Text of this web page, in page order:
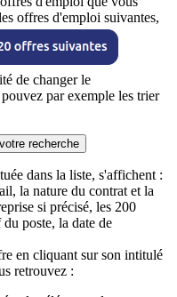
offres d'emploi suivantes,
de changer le
par exemple les trier
recherche
dans la liste, s'affichent :
la nature du contrat et la
si précisé, les 200
poste, la date de
en cliquant sur son intitulé
retrouvez :